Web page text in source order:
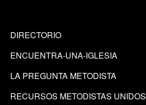
DIRECTORIO
ENCUENTRA-UNA-IGLESIA
LA PREGUNTA METODISTA
RECURSOS METODISTAS UNIDOS